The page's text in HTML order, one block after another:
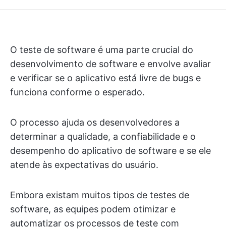
O teste de software é uma parte crucial do
desenvolvimento de software e envolve avaliar
e verificar se o aplicativo está livre de bugs e
funciona conforme o esperado.
O processo ajuda os desenvolvedores a
determinar a qualidade, a confiabilidade e o
desempenho do aplicativo de software e se ele
atende às expectativas do usuário.
Embora existam muitos tipos de testes de
software, as equipes podem otimizar e
automatizar os processos de teste com